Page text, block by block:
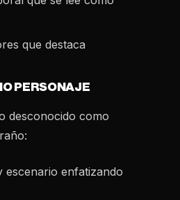
que destaca
PERSONAJE
desconocido como
escenario enfatizando